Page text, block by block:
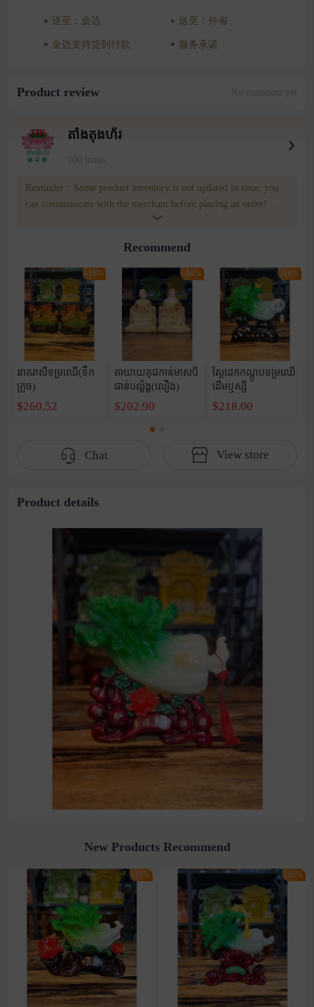
送至：金边 送至：外省
金边支持货到付款 服务承诺
Product review No comment yet
តាំងតុងហ័រ
100 items
Reminder：Some product inventory is not updated in time, you
can communicate with the merchant before placing an order!
Recommend
-16%
នាគរាសីទម្រឈើ(ទឹក
ក្រូច)
$260.52
-16%
តាយាយគុជកាន់មាសបី
ជាន់បល្ល័ង្គ(លឿង)
$202.90
-16%
ស្ពៃដេកកណ្តូបទម្រឈើ
ដើមឬស្សី
$218.00
Chat View store
Product details
New Products Recommend
-16% -16%